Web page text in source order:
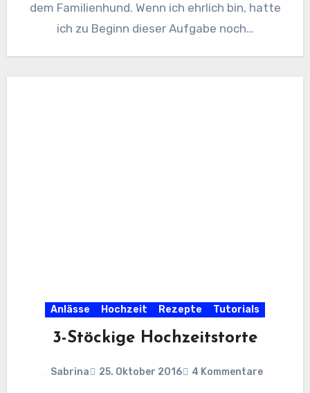
dem Familienhund. Wenn ich ehrlich bin, hatte
ich zu Beginn dieser Aufgabe noch…
Anlässe Hochzeit Rezepte Tutorials
3-Stöckige Hochzeitstorte
Sabrina 25. Oktober 2016 4 Kommentare